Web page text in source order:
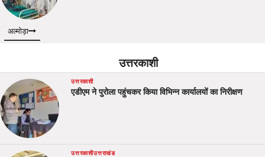
अल्मोड़ा
उत्तरकाशी
उत्तरकाशी
एडीएम ने पुरोला पहुंचकर किया विभिन्न कार्यालयों का निरीक्षण
उत्तरकाशीउत्तराखंड